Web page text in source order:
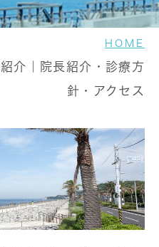
HOME
介｜院長紹介・診療方
針・アクセス